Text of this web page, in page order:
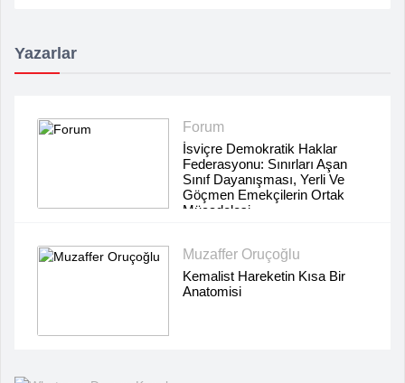
Yazarlar
Forum
İsviçre Demokratik Haklar
Federasyonu: Sınırları Aşan
Sınıf Dayanışması, Yerli Ve
Göçmen Emekçilerin Ortak
Mücadelesi
Muzaffer Oruçoğlu
Kemalist Hareketin Kısa Bir
Anatomisi